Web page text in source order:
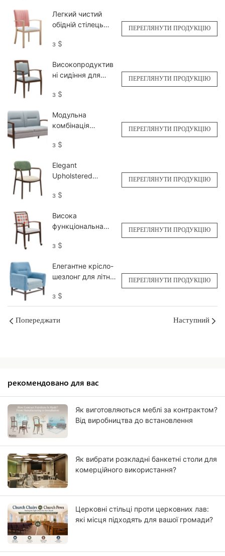
Легкий чистий
обідній стілець
людей5796
з $
ПЕРЕГЛЯНУТИ ПРОДУКЦІЮ
Високопродуктив
ні сидіння для
обідньої зони для
віку YW5739
Yumeya
з $
ПЕРЕГЛЯНУТИ ПРОДУКЦІЮ
Модульна
комбінація
Living Metal Wood
диван YSF1125
Yumeya
з $
ПЕРЕГЛЯНУТИ ПРОДУКЦІЮ
Elegant
Upholstered
Living <000000>
Yumeya
з $
ПЕРЕГЛЯНУТИ ПРОДУКЦІЮ
Висока
функціональна
похилого віку
Yumeya
з $
ПЕРЕГЛЯНУТИ ПРОДУКЦІЮ
Елегантне крісло-
шезлонг для літніх
Yumeya
з $
ПЕРЕГЛЯНУТИ ПРОДУКЦІЮ
Попереджати Наступний
рекомендовано для вас
Як виготовляються меблі за контрактом?
Від виробництва до встановлення
Як вибрати розкладні банкетні столи для
комерційного використання?
Церковні стільці проти церковних лав:
які місця підходять для вашої громади?